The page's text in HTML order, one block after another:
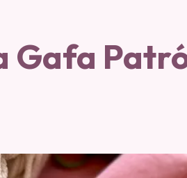
Gafa